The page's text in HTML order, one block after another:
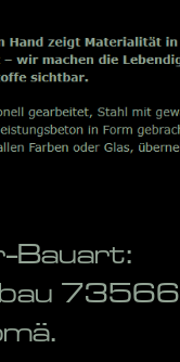
Bauart:
73566